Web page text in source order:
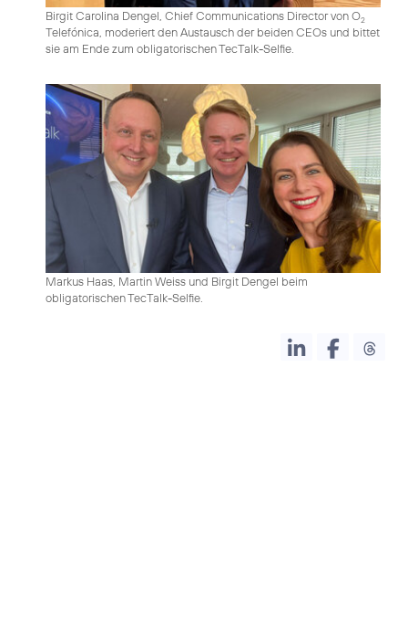
Birgit Carolina Dengel, Chief Communications Director von O2
Telefónica, moderiert den Austausch der beiden CEOs und bittet
sie am Ende zum obligatorischen TecTalk-Selfie.
Markus Haas, Martin Weiss und Birgit Dengel beim
obligatorischen TecTalk-Selfie.